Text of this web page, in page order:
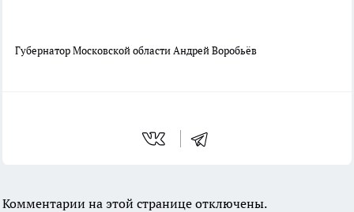
Губернатор Московской области Андрей Воробьёв
Комментарии на этой странице отключены.